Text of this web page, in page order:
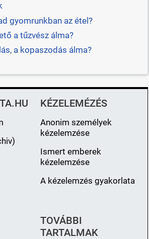
gyomrunkban az étel?
a tűzvész álma?
a kopaszodás álma?
KÉZELEMÉZÉS
Anonim személyek
kézelemzése
Ismert emberek
kézelemzése
A kézelemzés gyakorlata
TOVÁBBI
TARTALMAK